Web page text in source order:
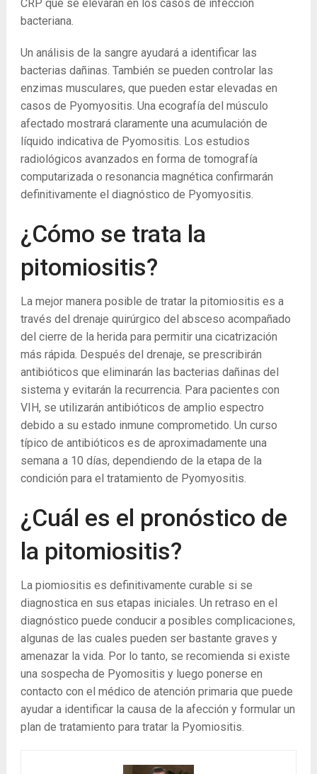
CRP que se elevarán en los casos de infección
bacteriana.
Un análisis de la sangre ayudará a identificar las
bacterias dañinas. También se pueden controlar las
enzimas musculares, que pueden estar elevadas en
casos de Pyomyositis. Una ecografía del músculo
afectado mostrará claramente una acumulación de
líquido indicativa de Pyomositis. Los estudios
radiológicos avanzados en forma de tomografía
computarizada o resonancia magnética confirmarán
definitivamente el diagnóstico de Pyomyositis.
¿Cómo se trata la
pitomiositis?
La mejor manera posible de tratar la pitomiositis es a
través del drenaje quirúrgico del absceso acompañado
del cierre de la herida para permitir una cicatrización
más rápida. Después del drenaje, se prescribirán
antibióticos que eliminarán las bacterias dañinas del
sistema y evitarán la recurrencia. Para pacientes con
VIH, se utilizarán antibióticos de amplio espectro
debido a su estado inmune comprometido. Un curso
típico de antibióticos es de aproximadamente una
semana a 10 días, dependiendo de la etapa de la
condición para el tratamiento de Pyomyositis.
¿Cuál es el pronóstico de
la pitomiositis?
La piomiositis es definitivamente curable si se
diagnostica en sus etapas iniciales. Un retraso en el
diagnóstico puede conducir a posibles complicaciones,
algunas de las cuales pueden ser bastante graves y
amenazar la vida. Por lo tanto, se recomienda si existe
una sospecha de Pyomositis y luego ponerse en
contacto con el médico de atención primaria que puede
ayudar a identificar la causa de la afección y formular un
plan de tratamiento para tratar la Pyomiositis.